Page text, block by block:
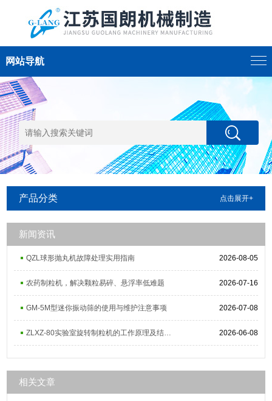
网站导航
产品分类 点击展开+
新闻资讯
QZL球形抛丸机故障处理实用指南 2026-08-05
农药制粒机，解决颗粒易碎、悬浮率低难题 2026-07-16
GM-5M型迷你振动筛的使用与维护注意事项 2026-07-08
ZLXZ-80实验室旋转制粒机的工作原理及结构组成 2026-06-08
相关文章